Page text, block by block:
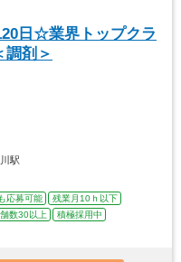
日☆業界トップクラ
剤＞
駅
応募可能
残業月10ｈ以下
数30以上
積極採用中